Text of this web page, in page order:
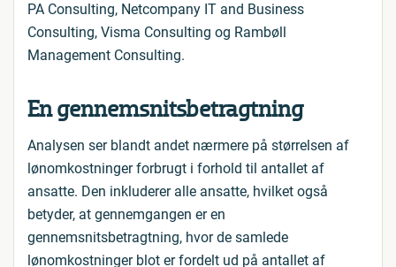
PA Consulting, Netcompany IT and Business
Consulting, Visma Consulting og Rambøll
Management Consulting.
En gennemsnitsbetragtning
Analysen ser blandt andet nærmere på størrelsen af
lønomkostninger forbrugt i forhold til antallet af
ansatte. Den inkluderer alle ansatte, hvilket også
betyder, at gennemgangen er en
gennemsnitsbetragtning, hvor de samlede
lønomkostninger blot er fordelt ud på antallet af